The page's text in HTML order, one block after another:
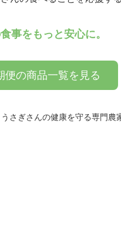
事をもっと安心に。
便の商品一覧を見る
さぎさんの健康を守る専門農